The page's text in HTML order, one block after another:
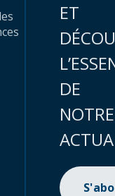
ET
DE
NOTRE